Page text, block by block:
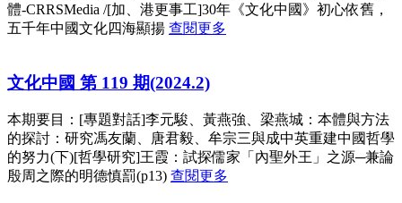
體-CRRSMedia /[加、港更事工]30年《文化中國》初心依舊，
五千年中國文化四海顯揚 查閱更多
文化中國 第 119 期(2024.2)
本期要目：[專題對話]李元駿、黃燕強、梁燕城：本體與方法
的探討：研究馮友蘭、唐君毅、牟宗三與成中英重建中國哲學
的努力(下)[哲學研究]王霞：試探儒家「內聖外王」之源─兼論
殷周之際的明德慎罰(p13) 查閱更多